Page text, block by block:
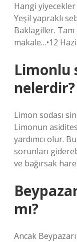
Hangi yiyecekler
Yeşil yapraklı
Baklagiller. Tam
makale…•12
Limonlu
nelerdir?
Limon sodası
Limonun
yardımcı olur.
sorunları
ve bağırsak
mı?
Ancak